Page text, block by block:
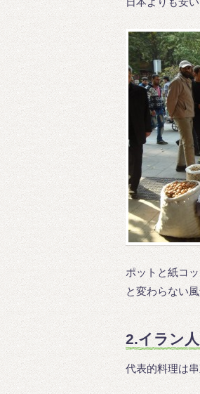
ポットと紙コ
と変わらない
2.イラン
代表的料理は